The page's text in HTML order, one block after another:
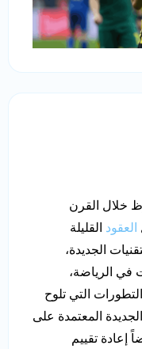
خلال القرن
العقود القليلة
الجديدة،
في الرياضة،
التي تلوح
المعتمدة على
إعادة تقييم